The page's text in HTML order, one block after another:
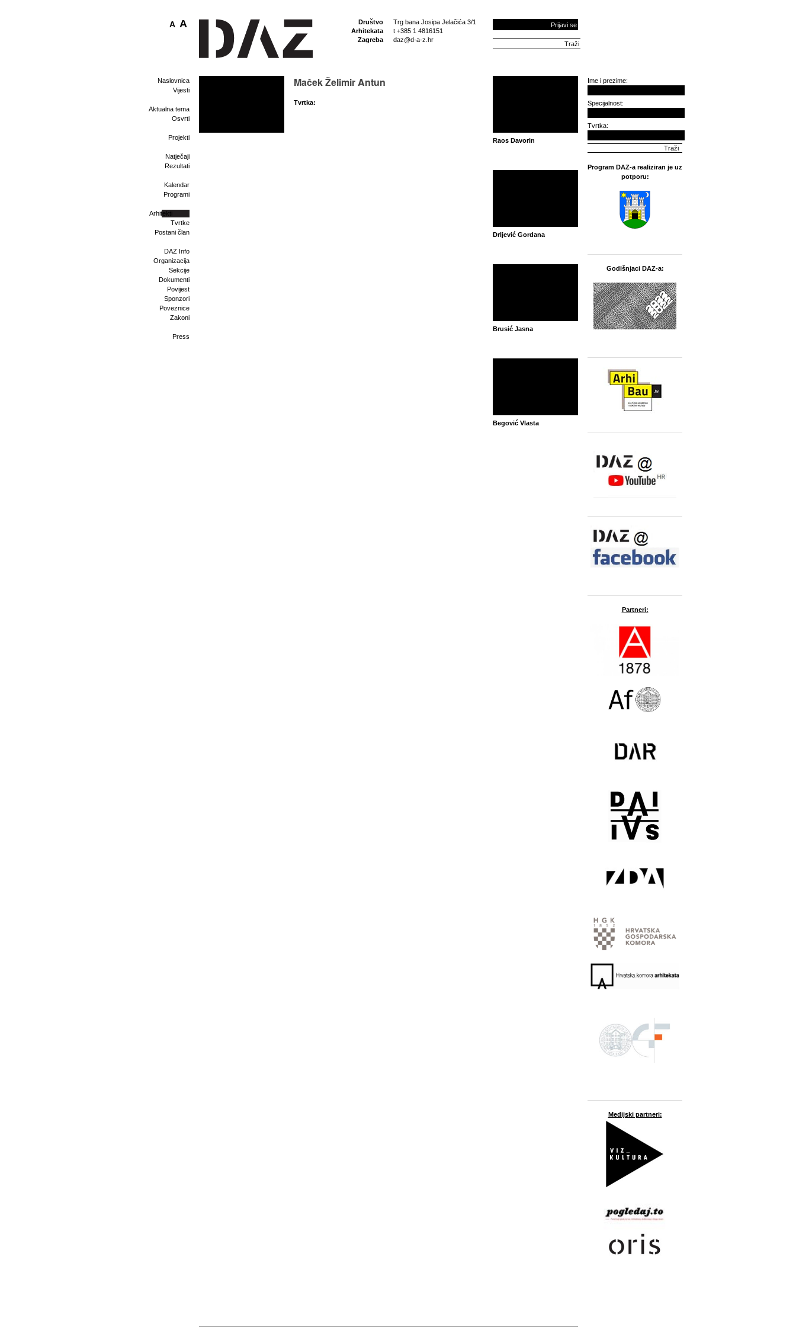
Društvo
Arhitekata
Zagreba
Trg bana Josipa Jelačića 3/1
t +385 1 4816151
daz@d-a-z.hr
Prijavi se
A A
Naslovnica
Vijesti
Aktualna tema
Osvrti
Projekti
Natječaji
Rezultati
Kalendar
Programi
Arhitekti
Tvrtke
Postani član
DAZ Info
Organizacija
Sekcije
Dokumenti
Povijest
Sponzori
Poveznice
Zakoni
Press
Maček Želimir Antun
Tvrtka:
Raos Davorin
Drljević Gordana
Brusić Jasna
Begović Vlasta
Ime i prezime:
Specijalnost:
Tvrtka:
Program DAZ-a realiziran je uz
potporu:
Godišnjaci DAZ-a:
Partneri:
Medijski partneri: